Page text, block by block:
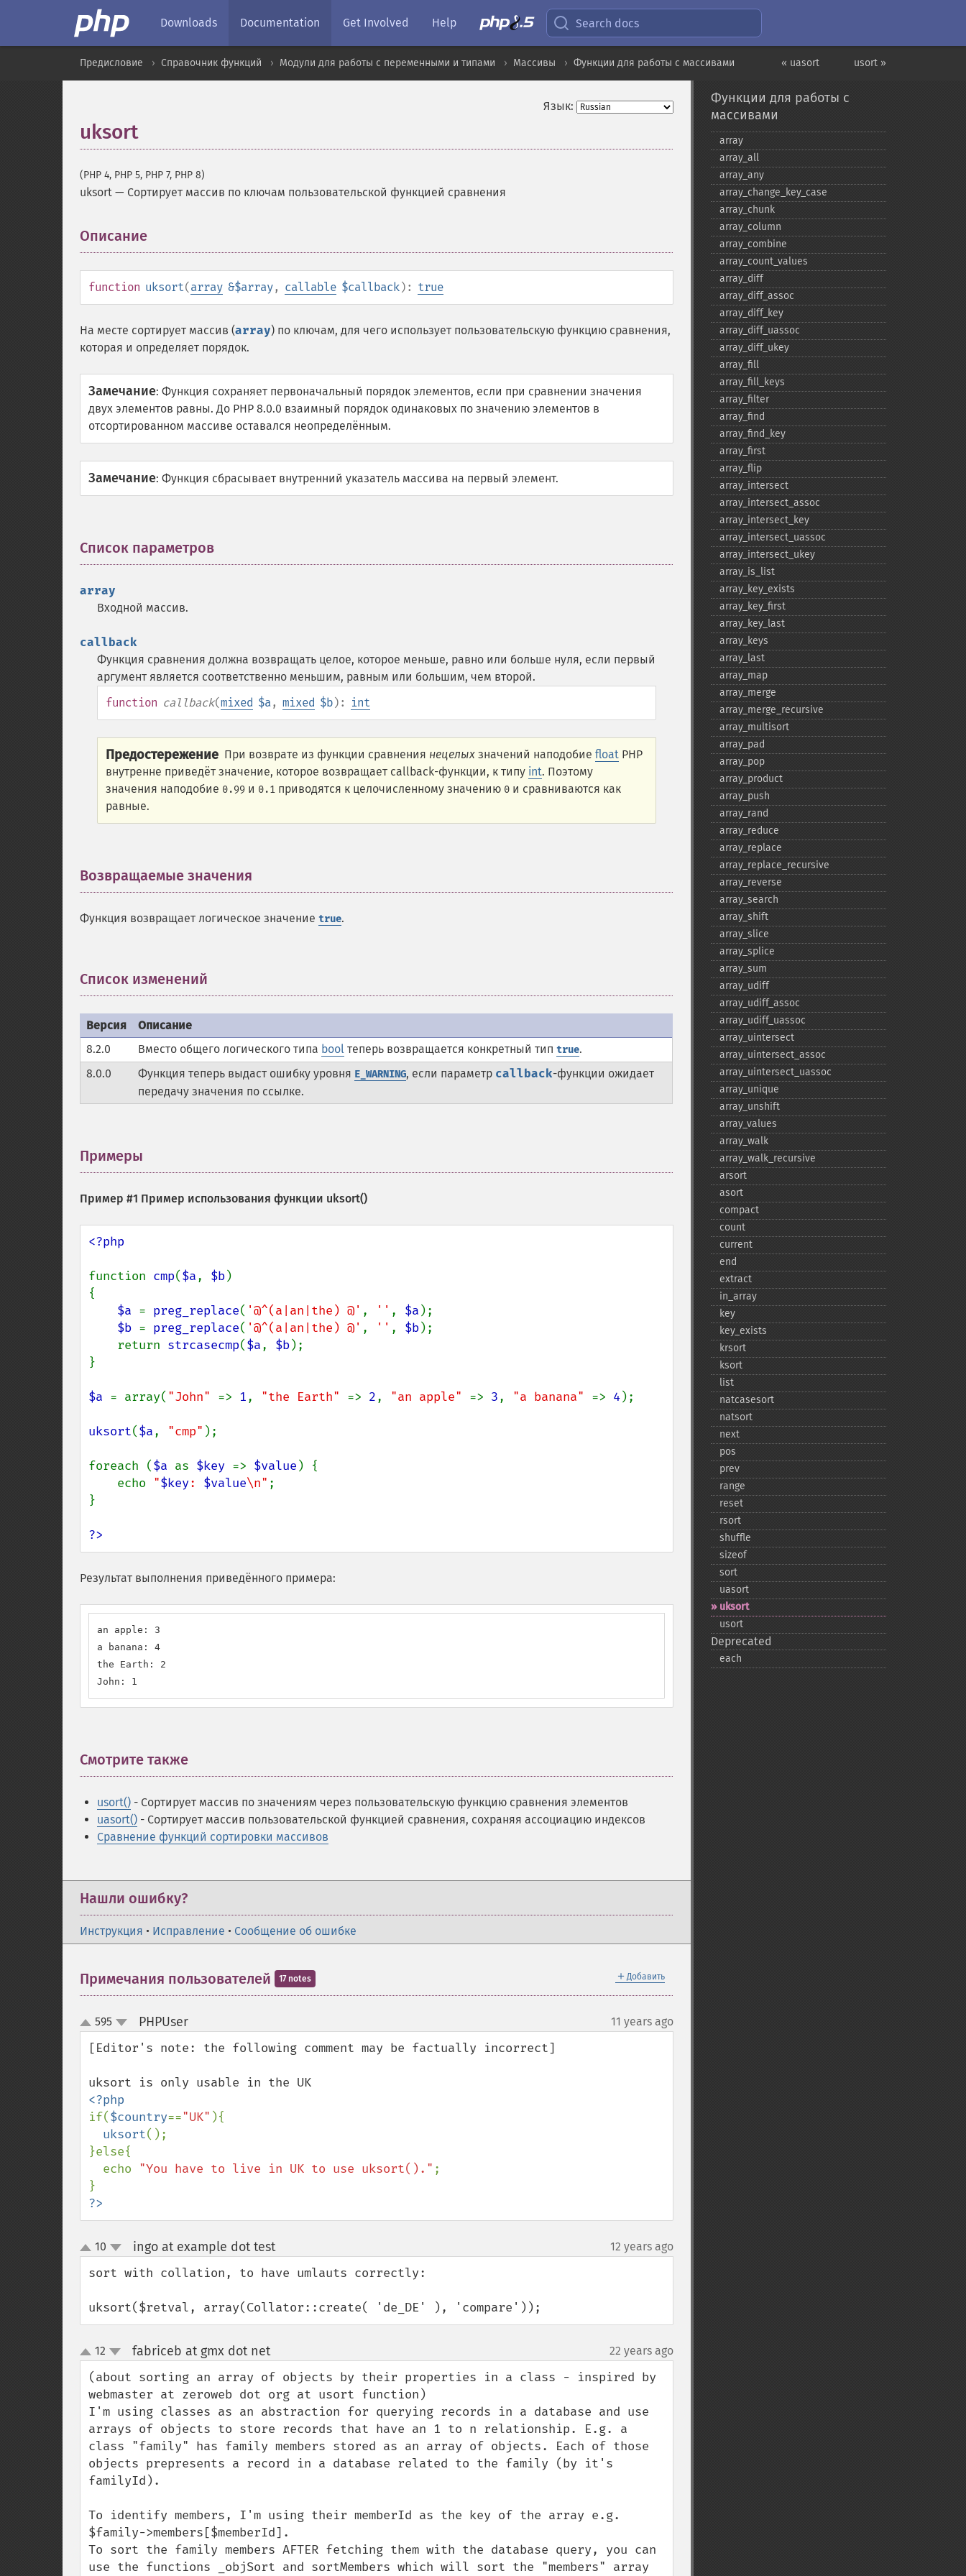
Downloads Documentation Get Involved Help Search docs
usort »
« uasort
Предисловие Справочник функций Модули для работы с переменными и типами Массивы Функции для работы с массивами
Язык:
uksort
(PHP 4, PHP 5, PHP 7, PHP 8)
uksort — Сортирует массив по ключам пользовательской функцией сравнения
Описание
function uksort(array &$array, callable $callback): true
На месте сортирует массив (array) по ключам, для чего использует пользовательскую функцию сравнения,
которая и определяет порядок.
Замечание: Функция сохраняет первоначальный порядок элементов, если при сравнении значения
двух элементов равны. До PHP 8.0.0 взаимный порядок одинаковых по значению элементов в
отсортированном массиве оставался неопределённым.
Замечание: Функция сбрасывает внутренний указатель массива на первый элемент.
Список параметров
array
Входной массив.
callback
Функция сравнения должна возвращать целое, которое меньше, равно или больше нуля, если первый
аргумент является соответственно меньшим, равным или большим, чем второй.
function callback(mixed $a, mixed $b): int
Предостережение При возврате из функции сравнения нецелых значений наподобие float PHP
внутренне приведёт значение, которое возвращает callback-функции, к типу int. Поэтому
значения наподобие 0.99 и 0.1 приводятся к целочисленному значению 0 и сравниваются как
равные.
Возвращаемые значения
Функция возвращает логическое значение true.
Список изменений
Версия
Описание
8.2.0
Вместо общего логического типа bool теперь возвращается конкретный тип true.
8.0.0
Функция теперь выдаст ошибку уровня E_WARNING, если параметр callback-функции ожидает
передачу значения по ссылке.
Примеры
Пример #1 Пример использования функции uksort()
<?php
function cmp($a, $b)
{
$a = preg_replace( '@^(a|an|the) @' , '' , $a );
$b = preg_replace( '@^(a|an|the) @' , '' , $b);
    return
strcasecmp($a, $b);
}
$a = array( "John" => 1, "the Earth" => 2, "an apple" => 3, "a banana" => 4 );
uksort($a, "cmp" );
foreach ($a as $key => $value ) {
    echo
"$key: $value\n" ;
}
?>
Результат выполнения приведённого примера:
an apple: 3
a banana: 4
the Earth: 2
John: 1
Смотрите также
usort() - Сортирует массив по значениям через пользовательскую функцию сравнения элементов
uasort() - Сортирует массив пользовательской функцией сравнения, сохраняя ассоциацию индексов
Сравнение функций сортировки массивов
Нашли ошибку?
Инструкция • Исправление • Сообщение об ошибке
＋ Добавить
Примечания пользователей 17 notes
up
down
595 PHPUser¶ 11 years ago
[Editor's note: the following comment may be factually incorrect]
if($country=="UK" ){
uksort();
}else{
  echo
"You have to live in UK to use uksort()." ;
?>
up
down
10 ingo at example dot test¶ 12 years ago
sort with collation, to have umlauts correctly:
uksort($retval, array(Collator::create( 'de_DE' ), 'compare'));
up
down
12 fabriceb at gmx dot net¶ 22 years ago
(about sorting an array of objects by their properties in a class - inspired by
webmaster at zeroweb dot org at usort function)
I'm using classes as an abstraction for querying records in a database and use
arrays of objects to store records that have an 1 to n relationship. E.g. a
class "family" has family members stored as an array of objects. Each of those
objects prepresents a record in a database related to the family (by it's
familyId).
To identify members, I'm using their memberId as the key of the array e.g.
$family->members[$memberId].
To sort the family members AFTER fetching them with the database query, you can
use the functions _objSort and sortMembers which will sort the "members" array
Функции для работы с
массивами
array
array_​all
array_​any
array_​change_​key_​case
array_​chunk
array_​column
array_​combine
array_​count_​values
array_​diff
array_​diff_​assoc
array_​diff_​key
array_​diff_​uassoc
array_​diff_​ukey
array_​fill
array_​fill_​keys
array_​filter
array_​find
array_​find_​key
array_​first
array_​flip
array_​intersect
array_​intersect_​assoc
array_​intersect_​key
array_​intersect_​uassoc
array_​intersect_​ukey
array_​is_​list
array_​key_​exists
array_​key_​first
array_​key_​last
array_​keys
array_​last
array_​map
array_​merge
array_​merge_​recursive
array_​multisort
array_​pad
array_​pop
array_​product
array_​push
array_​rand
array_​reduce
array_​replace
array_​replace_​recursive
array_​reverse
array_​search
array_​shift
array_​slice
array_​splice
array_​sum
array_​udiff
array_​udiff_​assoc
array_​udiff_​uassoc
array_​uintersect
array_​uintersect_​assoc
array_​uintersect_​uassoc
array_​unique
array_​unshift
array_​values
array_​walk
array_​walk_​recursive
arsort
asort
compact
count
current
end
extract
in_​array
key
key_​exists
krsort
ksort
list
natcasesort
natsort
next
pos
prev
range
reset
rsort
shuffle
sizeof
sort
uasort
uksort
usort
Deprecated
each